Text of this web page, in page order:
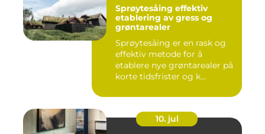
Sprøytesåing effektiv
etablering av gress og
grøntarealer
Sprøytesåing er en rask og
effektiv metode for å
etablere nye grøntarealer på
korte tidsfrister og k...
10. jul